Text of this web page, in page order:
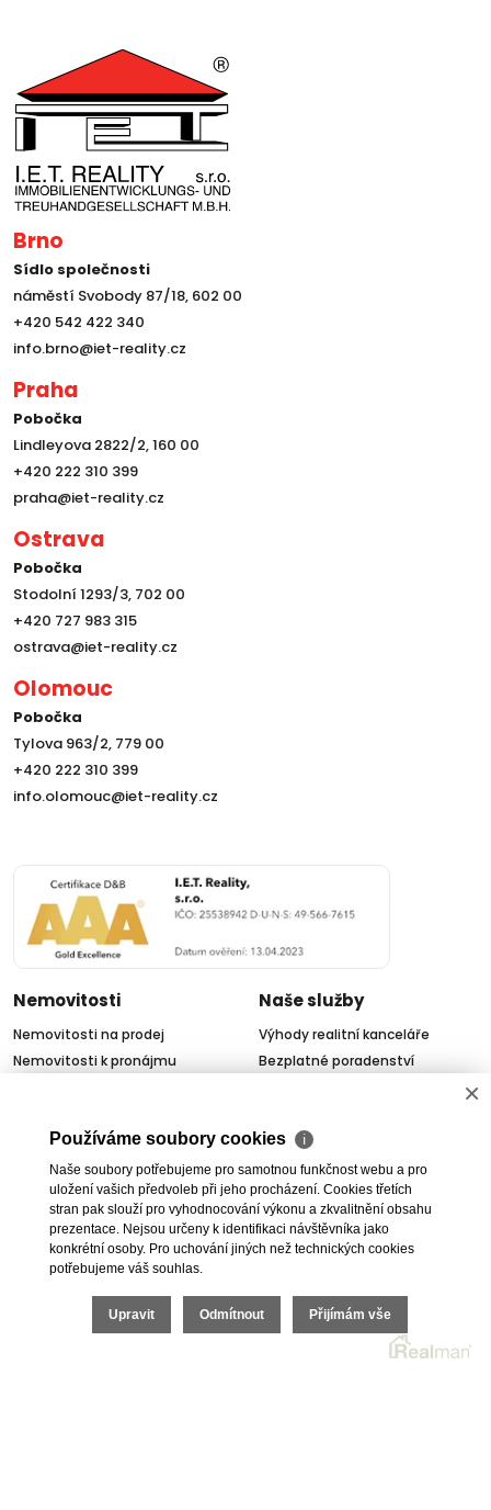
Brno
Sídlo společnosti
náměstí Svobody 87/18, 602 00
+420 542 422 340
info.brno@iet-reality.cz
Praha
Pobočka
Lindleyova 2822/2, 160 00
+420 222 310 399
praha@iet-reality.cz
Ostrava
Pobočka
Stodolní 1293/3, 702 00
+420 727 983 315
ostrava@iet-reality.cz
Olomouc
Pobočka
Tylova 963/2, 779 00
+420 222 310 399
info.olomouc@iet-reality.cz
Nemovitosti
Nemovitosti na prodej
Nemovitosti k pronájmu
Skladové prostory
Kanceláře
Obchody
Naše služby
Výhody realitní kanceláře
Bezplatné poradenství
Geodetické práce
Úschovy kupních cen
Právní servis
Služby developerům
Pojištění
×
Používáme soubory cookies ℹ
Naše soubory potřebujeme pro samotnou funkčnost webu a pro
uložení vašich předvoleb při jeho procházení. Cookies třetích
stran pak slouží pro vyhodnocování výkonu a zkvalitnění obsahu
prezentace. Nejsou určeny k identifikaci návštěvníka jako
konkrétní osoby. Pro uchování jiných než technických cookies
potřebujeme váš souhlas.
Upravit Odmítnout Přijímám vše